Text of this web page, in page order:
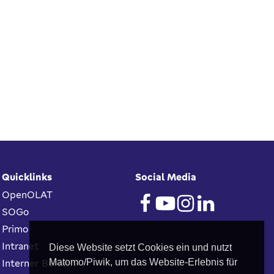
Diese Website setzt Cookies ein und nutzt
Matomo/Piwik, um das Website-Erlebnis für
Quicklinks
OpenOLAT
SOGo
Primo
Intranet
Interner Bereich
Social Media